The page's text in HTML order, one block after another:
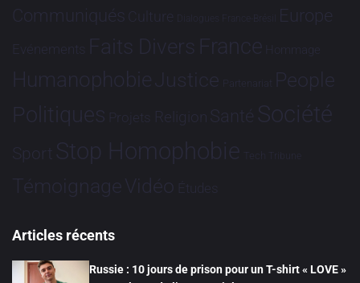
Communiqués Culture Dialogues France-Brésil Europe
Evénements Faits Divers France Hommage
HumanophobieJustice Partenariat People
Politiques Projets Religion Santé Société
Sport Stop Homophobie Tech Tribune
TémoignageVidéo Études
Articles récents
Russie : 10 jours de prison pour un T-shirt « LOVE »